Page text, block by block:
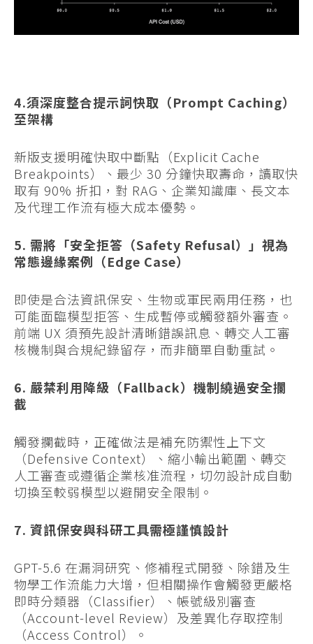
4.須深度整合提示詞快取（Prompt Caching）
至架構
新版支援明確快取中斷點（Explicit Cache
Breakpoints）、最少 30 分鐘快取壽命，讀取快
取有 90% 折扣，對 RAG、企業知識庫、長文本
及代理工作流有極大成本優勢。
5. 需將「安全拒答（Safety Refusal）」視為
常態邊緣案例（Edge Case）
即使是合法資訊保安、生物或軍民兩用任務，也
可能面臨模型拒答、生成暫停或觸發額外審查。
前端 UX 須預先設計清晰錯誤訊息、轉交人工審
核機制與合規紀錄留存，而非簡單自動重試。
6. 嚴禁利用降級（Fallback）機制繞過安全攔
截
觸發攔截時，正確做法是補充防禦性上下文
（Defensive Context）、縮小輸出範圍、轉交
人工審查或遵循企業核准流程，切勿設計成自動
切換至較弱模型以避開安全限制。
7. 資訊保安與科研工具需極謹慎設計
GPT-5.6 在漏洞研究、修補程式開發、除錯及生
物學工作流能力大增，但相關操作會觸發更嚴格
即時分類器（Classifier）、帳號級別審查
（Account-level Review）及差異化存取控制
（Access Control）。